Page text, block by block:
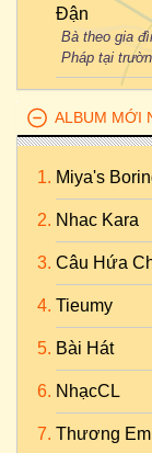
Đận
Bà theo gia
Pháp tại
ALBUM MỚI
Miya's
Nhac Kara
Câu Hứa
Tieumy
Bài Hát
NhạcCL
Thương